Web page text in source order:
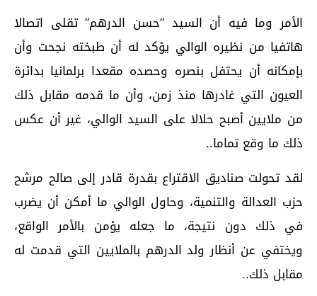
الأمر وما فيه أن السيد “حسن الدرهم” تقلى اتصالا
هاتفيا من نظيره الوالي يؤكد له أن طبخته نجحت وأن
بإمكانه أن يحتفل بنصره وحصده مقعدا برلمانيا بدائرة
العيون التي غادرها منذ زمن، وأن ما قدمه مقابل ذلك
من ملايين أصبح حلالا على السيد الوالي، غير أن عكس
ذلك ما وقع تماما..
لقد تحولت صناديق الاقتراع بقدرة قادر إلى صالح مرشح
حزب العدالة والتنمية، وحاول الوالي ما أمكن أن يضرب
في ذلك دون نتيجة، ما جعله يؤمن بالأمر الواقع،
ويختفي عن أنظار ولد الدرهم بالملايين التي قدمت له
مقابل ذلك..